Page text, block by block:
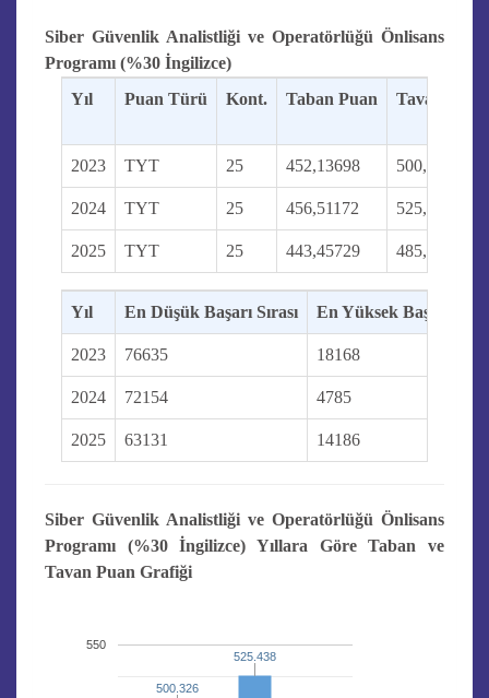
Siber Güvenlik Analistliği ve Operatörlüğü Önlisans
Programı (%30 İngilizce)
Yıl
Puan Türü Kont. Taban Puan Tavan Puan
2023 TYT 25 452,13698 500,32625
2024 TYT 25 456,51172 525,43778
2025 TYT 25 443,45729 485,87446
Yıl En Düşük Başarı Sırası En Yüksek Başarı
2023 76635 18168
2024 72154 4785
2025 63131 14186
Siber Güvenlik Analistliği ve Operatörlüğü Önlisans
Programı (%30 İngilizce) Yıllara Göre Taban ve
Tavan Puan Grafiği
550
500.326
500.326
525.438
525.438